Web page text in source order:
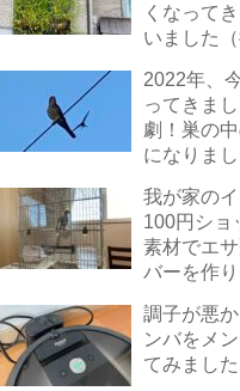
くなって
いました（
2022年、
ってきま
劇！巣の
になりまし
我が家の
100円ショ
素材でエ
バーを作
調子が悪
ンバをメ
てみまし